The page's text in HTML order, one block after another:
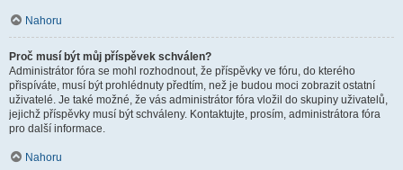
Nahoru
Proč musí být můj příspěvek schválen?
Administrátor fóra se mohl rozhodnout, že příspěvky ve fóru, do kterého
přispíváte, musí být prohlédnuty předtím, než je budou moci zobrazit ostatní
uživatelé. Je také možné, že vás administrátor fóra vložil do skupiny uživatelů,
jejichž příspěvky musí být schváleny. Kontaktujte, prosím, administrátora fóra
pro další informace.
Nahoru